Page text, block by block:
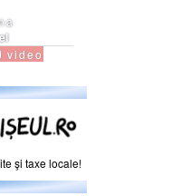
video
şi taxe locale!